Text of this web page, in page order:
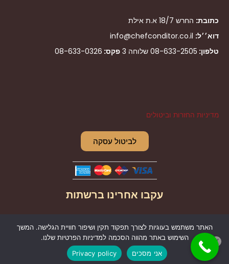
כתובת: החרש 18/7 א.ת אילת
דוא׳׳ל: info@chefconditor.co.il
טלפון: 08-633-2505 שלוחה 3 פקס: 08-633-0326
מדיניות החזרות וביטולים
לביטול עסקה
עקבו אחרינו ברשתות
F
a
c
I
n
s
האתר משתמש בעוגיות לצורך תפקוד תקין ושיפור חוויית הגלישה. המשך
השימוש באתר מהווה הסכמה למדיניות הפרטיות שלנו.
אני מסכים
Privacy policy